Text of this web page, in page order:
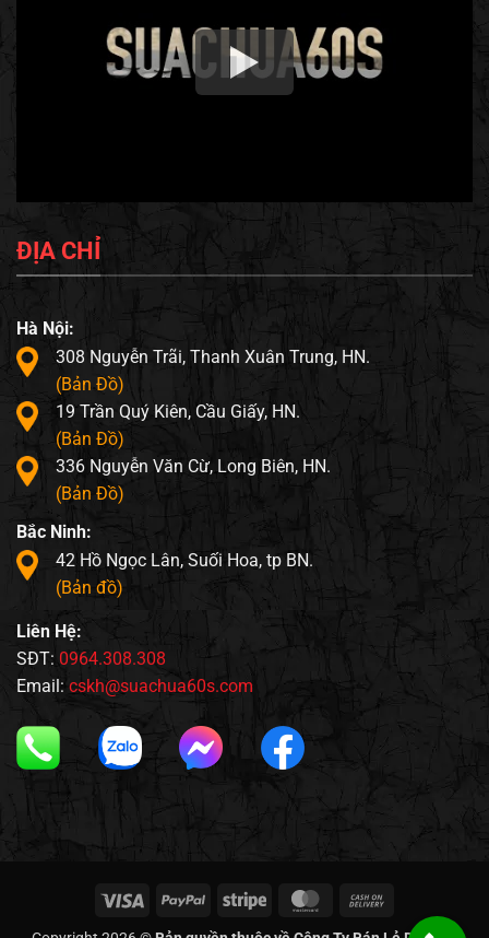
ĐỊA CHỈ
Hà Nội:
308 Nguyễn Trãi, Thanh Xuân Trung, HN.
(Bản Đồ)
19 Trần Quý Kiên, Cầu Giấy, HN.
(Bản Đồ)
336 Nguyễn Văn Cừ, Long Biên, HN.
(Bản Đồ)
Bắc Ninh:
42 Hồ Ngọc Lân, Suối Hoa, tp BN.
(Bản đồ)
Liên Hệ:
SĐT: 0964.308.308
Email: cskh@suachua60s.com
Visa PayPal Stripe MasterCard